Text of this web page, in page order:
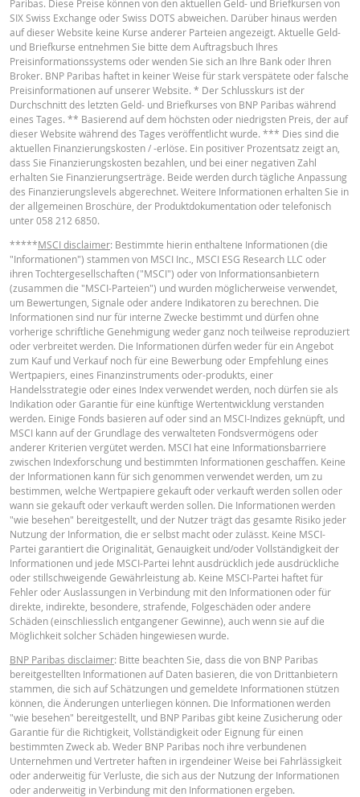
AKTUELLE
SITUATION
NEUE
SITUATION
Referenzkurs ―
-
Finanzierungslevel
143.73
-
Stop Loss Level
150.85
-
Leverage
2.95
-
Wert Position
(CHF)
Mini Future (CHF) ― -
Der Mini-Future Rechner dient lediglich Informationszwecken und stellt
ein Angebot noch eine Aufforderung zum Kauf oder Verkauf von
Finanzinstrumenten dar. Wir übernehmen keine Haftung für die
Informationen. Insbesondere ist zu beachten: Der Rechner berücksichtigt
Dividendenzahlungen. Er geht von einer täglichen Anpassungsmöglichkeit
den Stop Loss Level aus, während die Bedingungen der Wertpapiere in der
monatliche Anpassungen vorsehen. Die Ergebnisse des Rechners können
von den tatsächlichen Werten der Mini Future Zertifikate abweichen.
BNP Paribas fungiert nicht als Ihr Rechts- oder Steuerberater,
oder Anlageberater und ist Ihnen gegenüber in Bezug auf den Rechner und /
oder im Zusammenhang mit Transaktionen in Produkten von BNP Paribas
anderen damit verbundenen Transaktionen nicht treuhänderisch
können sich bei Anlageberatungen oder Empfehlungen jeglicher Art nicht
BNP Paribas verlassen. Obwohl die angegebenen Preise auf Informationen
beruhen, die als zuverlässig gelten, kann deren Richtigkeit oder
nicht garantiert werden. BNP Paribas gibt keine Garantie in Bezug auf die
Rechner bereitgestellten Informationen und übernimmt keinerlei Haftung
direkte, indirekte, besondere, zufällige, immaterielle oder Folgeschäden
(einschliesslich entgangenen Gewinns), die in irgendeiner Weise aus der
Verwendung des Rechners durch Sie entstehen oder Ihre Berater oder die
enthaltenen Informationen. Die eingegebenen Wechselkursdaten stammen
BNP Paribas und gelten ausschliesslich zu dem angegebenen Datum. Die
Rechner angezeigten Preise sind Richtwerte und dienen nur zu
Informationszwecken. Preisinformationen sind keine Aufforderung oder ein
Angebot zum Kauf oder Verkauf von Wertpapieren oder anderen
Finanzinstrumenten. Die Informationen sind ausschließlich für die
beabsichtigten Empfänger bestimmt. Ohne die vorherige ausdrückliche
Genehmigung von BNP Paribas ist es nicht gestattet, diese Informationen
oder teilweise für irgendeinen Zweck zu reproduzieren, zu verbreiten oder
kopieren. Für weitere Informationen kontaktieren Sie bitte BNP Paribas.
English PDF
Français PDF
BASISPROSPEKT
English PDF
TERMSHEET
Deutsch (Schweiz)
FINAL TERMS
Deutsch (Schweiz)
BASISINFORMATIONSBLATT
Key Information Document (DE) PDF
Key Information Document (EN)
Key Information Document (FR)
PREISINFORMATION
Latest Product Quotes CSV
Paribas. Diese Preise können von den aktuellen Geld- und Briefkursen von
SIX Swiss Exchange oder Swiss DOTS abweichen. Darüber hinaus werden
auf dieser Website keine Kurse anderer Parteien angezeigt. Aktuelle Geld-
und Briefkurse entnehmen Sie bitte dem Auftragsbuch Ihres
Preisinformationssystems oder wenden Sie sich an Ihre Bank oder Ihren
Broker. BNP Paribas haftet in keiner Weise für stark verspätete oder falsche
Preisinformationen auf unserer Website. * Der Schlusskurs ist der
Durchschnitt des letzten Geld- und Briefkurses von BNP Paribas während
eines Tages. ** Basierend auf dem höchsten oder niedrigsten Preis, der auf
dieser Website während des Tages veröffentlicht wurde. *** Dies sind die
aktuellen Finanzierungskosten / -erlöse. Ein positiver Prozentsatz zeigt an,
dass Sie Finanzierungskosten bezahlen, und bei einer negativen Zahl
erhalten Sie Finanzierungserträge. Beide werden durch tägliche Anpassung
des Finanzierungslevels abgerechnet. Weitere Informationen erhalten Sie in
der allgemeinen Broschüre, der Produktdokumentation oder telefonisch
unter 058 212 6850.
*****MSCI disclaimer: Bestimmte hierin enthaltene Informationen (die
"Informationen") stammen von MSCI Inc., MSCI ESG Research LLC oder
ihren Tochtergesellschaften ("MSCI") oder von Informationsanbietern
(zusammen die "MSCI-Parteien") und wurden möglicherweise verwendet,
um Bewertungen, Signale oder andere Indikatoren zu berechnen. Die
Informationen sind nur für interne Zwecke bestimmt und dürfen ohne
vorherige schriftliche Genehmigung weder ganz noch teilweise reproduziert
oder verbreitet werden. Die Informationen dürfen weder für ein Angebot
zum Kauf und Verkauf noch für eine Bewerbung oder Empfehlung eines
Wertpapiers, eines Finanzinstruments oder-produkts, einer
Handelsstrategie oder eines Index verwendet werden, noch dürfen sie als
Indikation oder Garantie für eine künftige Wertentwicklung verstanden
werden. Einige Fonds basieren auf oder sind an MSCI-Indizes geknüpft, und
MSCI kann auf der Grundlage des verwalteten Fondsvermögens oder
anderer Kriterien vergütet werden. MSCI hat eine Informationsbarriere
zwischen Indexforschung und bestimmten Informationen geschaffen. Keine
der Informationen kann für sich genommen verwendet werden, um zu
bestimmen, welche Wertpapiere gekauft oder verkauft werden sollen oder
wann sie gekauft oder verkauft werden sollen. Die Informationen werden
"wie besehen" bereitgestellt, und der Nutzer trägt das gesamte Risiko jeder
Nutzung der Information, die er selbst macht oder zulässt. Keine MSCI-
Partei garantiert die Originalität, Genauigkeit und/oder Vollständigkeit der
Informationen und jede MSCI-Partei lehnt ausdrücklich jede ausdrückliche
oder stillschweigende Gewährleistung ab. Keine MSCI-Partei haftet für
Fehler oder Auslassungen in Verbindung mit den Informationen oder für
direkte, indirekte, besondere, strafende, Folgeschäden oder andere
Schäden (einschliesslich entgangener Gewinne), auch wenn sie auf die
Möglichkeit solcher Schäden hingewiesen wurde.
BNP Paribas disclaimer: Bitte beachten Sie, dass die von BNP Paribas
bereitgestellten Informationen auf Daten basieren, die von Drittanbietern
stammen, die sich auf Schätzungen und gemeldete Informationen stützen
können, die Änderungen unterliegen können. Die Informationen werden
"wie besehen" bereitgestellt, und BNP Paribas gibt keine Zusicherung oder
Garantie für die Richtigkeit, Vollständigkeit oder Eignung für einen
bestimmten Zweck ab. Weder BNP Paribas noch ihre verbundenen
Unternehmen und Vertreter haften in irgendeiner Weise bei Fahrlässigkeit
oder anderweitig für Verluste, die sich aus der Nutzung der Informationen
oder anderweitig in Verbindung mit den Informationen ergeben.